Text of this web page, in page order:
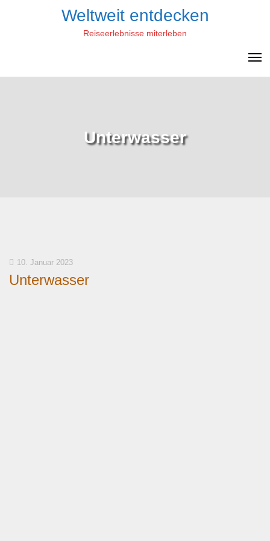
Weltweit entdecken
Reiseerlebnisse miterleben
Unterwasser
10. Januar 2023
Unterwasser